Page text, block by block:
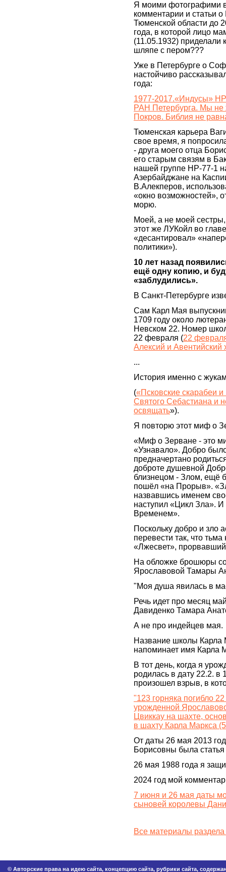
Я моими фотографими
комментарии и статьи о
Тюменской области до
года, в которой лицо
(11.05.1932) приделали
шляпе с пером???
Уже в Петербурге о
настойчиво
года:
1977-2017.«Индусы»
РАН Петербурга. Мы не
Покров. Библия не
Тюменская карьера
свое время, я
- друга моего отца
его старым связям в
нашей группе НР-77-1
Азербайджане на
В.Алекперов,
«окно возможностей»,
морю.
Моей, а не моей
этот же ЛУКойл во
«десантировал»
политики»).
10 лет назад
ещё одну копию, и
«заблудились».
В Санкт-Петербурге
Сам Карл Мая
1709 году около
Невском 22. Номер
22 февраля (22
Алексий и Авентийский
...
История именно с
(«Псковские скарабеи
Святого Себастиана и
освящать»).
Я повторю этот миф о
«Миф о Зерване - это
«Узнавало». Добро
предначертано
доброте душевной
близнецом - Злом, ещё
пошёл «на Прорыв».
назвавшись именем
наступил «Цикл Зла». И
Временем».
Поскольку добро и зло
перевести так, что
«Лжесвет»,
На обложке брошюры
Ярославовой Тамары
"Моя душа явилась в
Речь идет про месяц
Давиденко Тамара
А не про индейцев мая.
Название школы Карла
напоминает имя Карла
В тот день, когда я
родилась в дату 22.2. в
произошел взрыв, в
"123 горняка погибло
урожденной
Цвиккау на шахте,
в шахту Карла Маркса
От даты 26 мая 2013
Борисовны была
26 мая 1988 года я
2024 год мой
7 июня и 26 мая даты
сыновей королевы
Все материалы
© Авторские права на идею сайта, концепцию сайта, рубрики сайта,